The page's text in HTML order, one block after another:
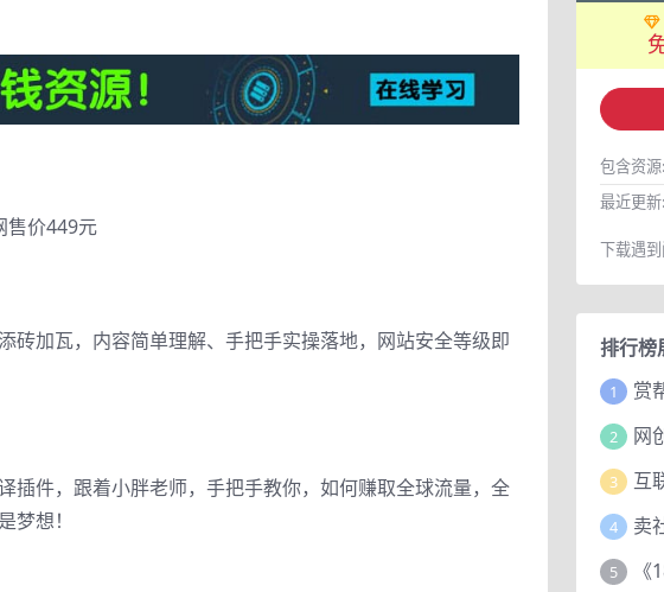
售价449元
砖加瓦，内容简单理解、手把手实操落地，网站安全等级即
插件，跟着小胖老师，手把手教你，如何赚取全球流量，全
想！
包含资源:
最近更新:
下载遇
排行榜
1
2
3
4 卖
5